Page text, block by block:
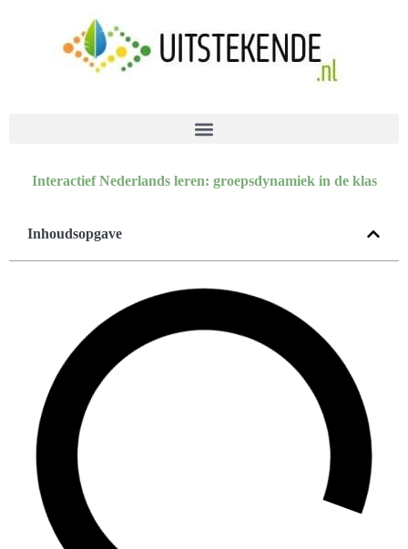
Interactief Nederlands leren: groepsdynamiek in de klas
Inhoudsopgave